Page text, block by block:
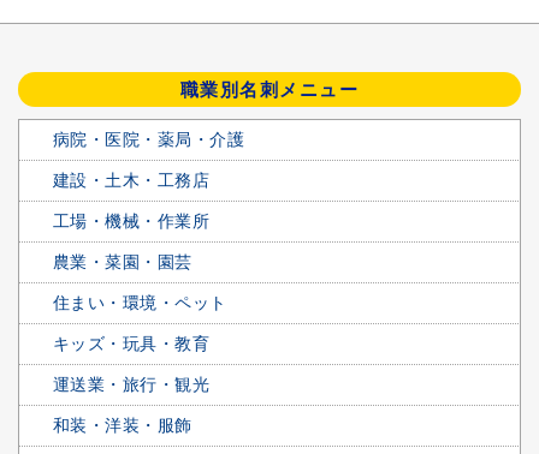
職業別名刺メニュー
病院・医院・薬局・介護
建設・土木・工務店
工場・機械・作業所
農業・菜園・園芸
住まい・環境・ペット
キッズ・玩具・教育
運送業・旅行・観光
和装・洋装・服飾